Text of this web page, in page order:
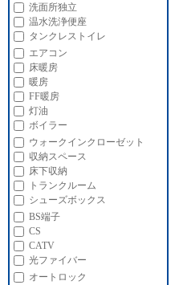
洗面所独立
温水洗浄便座
タンクレストイレ
エアコン
床暖房
暖房
FF暖房
灯油
ボイラー
ウォークインクローゼット
収納スペース
床下収納
トランクルーム
シューズボックス
BS端子
CS
CATV
光ファイバー
オートロック